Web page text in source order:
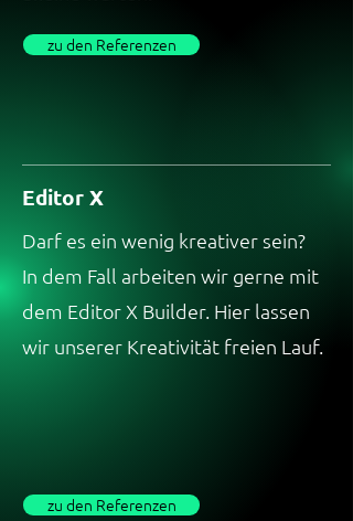
zu den Referenzen
Editor X
Darf es ein wenig kreativer sein?
In dem Fall arbeiten wir gerne mit
dem Editor X Builder. Hier lassen
wir unserer Kreativität freien Lauf.
zu den Referenzen